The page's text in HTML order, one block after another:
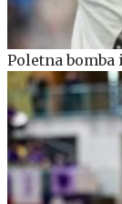
Poletna